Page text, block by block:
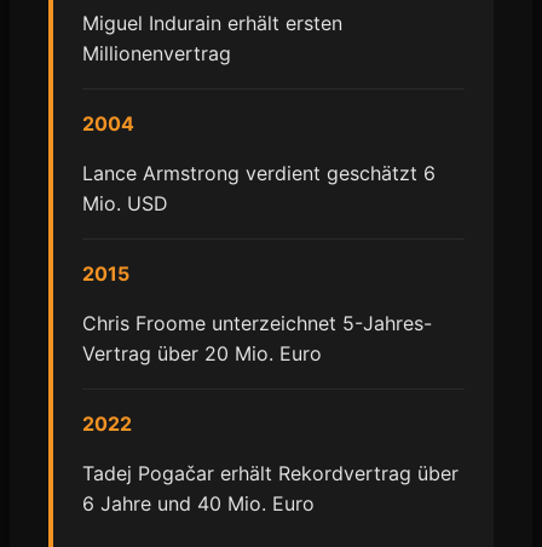
Miguel Indurain erhält ersten
Millionenvertrag
2004
Lance Armstrong verdient geschätzt 6
Mio. USD
2015
Chris Froome unterzeichnet 5-Jahres-
Vertrag über 20 Mio. Euro
2022
Tadej Pogačar erhält Rekordvertrag über
6 Jahre und 40 Mio. Euro